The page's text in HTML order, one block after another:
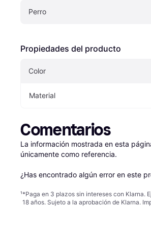
Perro
Propiedades del producto
Color
Material
Comentarios
La información mostrada en esta
únicamente como referencia.
¿Has encontrado algún error en este
¹*Paga en 3 plazos sin intereses con Klarna.
18 años. Sujeto a la aprobación de Klarna.